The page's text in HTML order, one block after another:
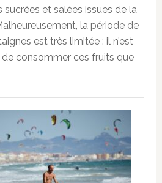
et salées issues de la
la période de
est très limitée : il n’est
de consommer ces fruits que